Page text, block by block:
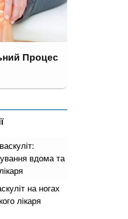
Процес
вдома та
на ногах
лікаря